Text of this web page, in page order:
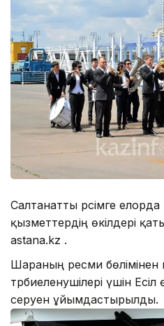
Салтанатты рәсімге елорда
қызметтердің өкілдері
astana.kz .
Шараның ресми бөлімінен
тәрбиеленушілері үшін
серуен ұйымдастырылды.